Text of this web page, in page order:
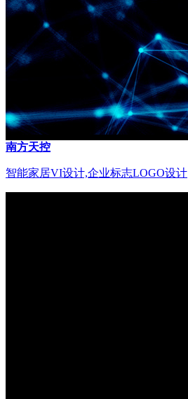
南方天控
智能家居VI设计,企业标志LOGO设计